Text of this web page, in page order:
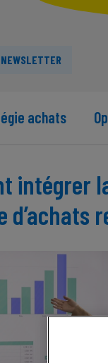
achats
intégrer
d’achats